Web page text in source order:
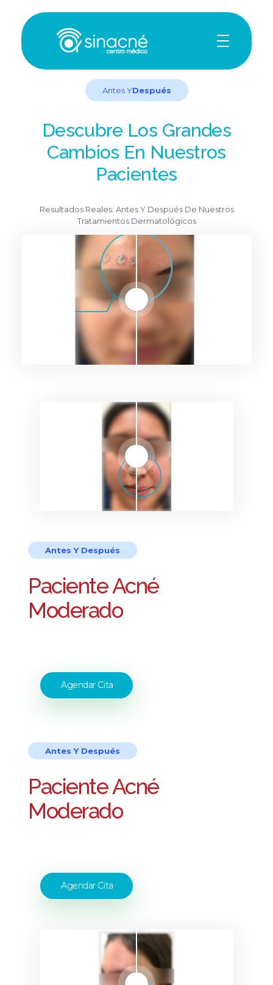
Antes YDespués
Descubre Los Grandes
Cambios En Nuestros
Pacientes
Resultados Reales: Antes Y Después De Nuestros
Tratamientos Dermatológicos
Antes Y Después
Paciente Acné
Moderado
Agendar Cita
Antes Y Después
Paciente Acné
Moderado
Agendar Cita